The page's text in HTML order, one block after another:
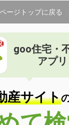
ページトップに戻る
goo住宅・
アプリ
産サイト